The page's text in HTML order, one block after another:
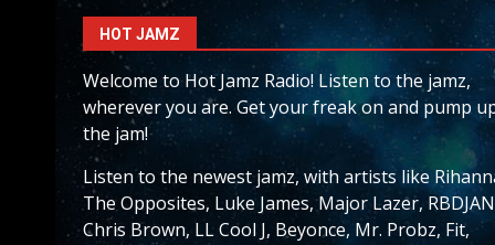
HOT JAMZ
Welcome to Hot Jamz Radio! Listen to the jamz,
wherever you are. Get your freak on and pump
the jam!
Listen to the newest jamz, with artists like
The Opposites, Luke James, Major Lazer,
Chris Brown, LL Cool J, Beyonce, Mr. Probz, Fit,